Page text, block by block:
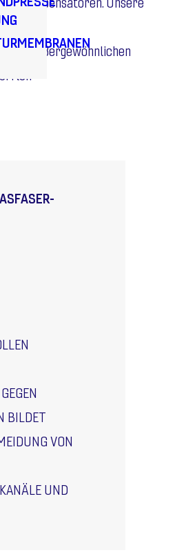
außergewöhnlichen
BILDET
VON
UND